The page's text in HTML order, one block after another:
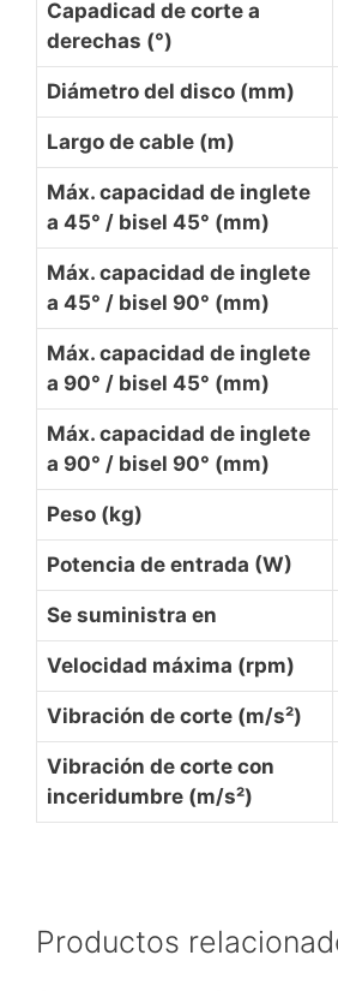
Capadicad de corte a
derechas (°)
Diámetro del disco (mm)
Largo de cable (m)
Máx. capacidad de inglete
a 45° / bisel 45° (mm)
Máx. capacidad de inglete
a 45° / bisel 90° (mm)
Máx. capacidad de inglete
a 90° / bisel 45° (mm)
Máx. capacidad de inglete
a 90° / bisel 90° (mm)
Peso (kg)
Potencia de entrada (W)
Se suministra en
Velocidad máxima (rpm)
Vibración de corte (m/s²)
Vibración de corte con
inceridumbre (m/s²)
Productos